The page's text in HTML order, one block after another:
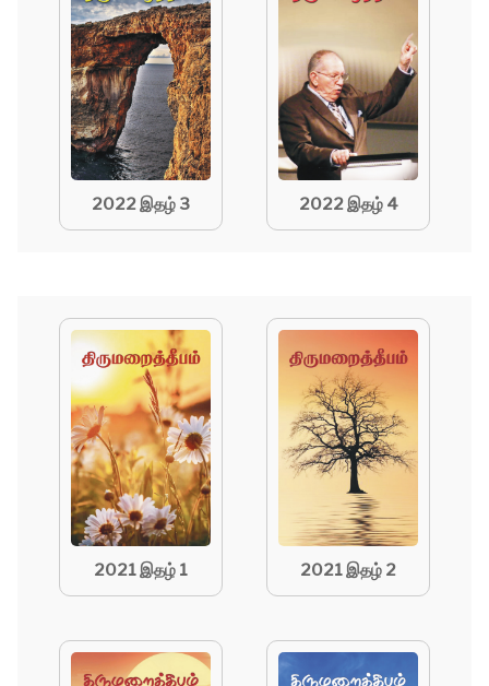
2022 இதழ் 3 2022 இதழ் 4
2021 இதழ் 1 2021 இதழ் 2